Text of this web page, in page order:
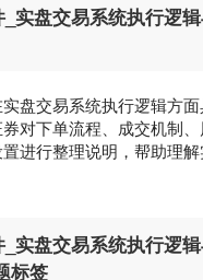
实盘交易系统执行逻
盘交易系统执行逻辑方
对下单流程、成交机制
进行整理说明，帮助理
实盘交易系统执行逻
标签